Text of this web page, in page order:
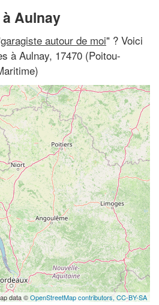
Aulnay
garagiste autour de moi" ? Voici
à Aulnay, 17470 (Poitou-
data ©OpenStreetMap contributors, CC-BY-SA